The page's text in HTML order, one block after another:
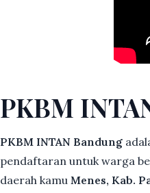
PKBM
PKBM INTAN Bandung
pendaftaran untuk warga
daerah kamu Menes, Kab.